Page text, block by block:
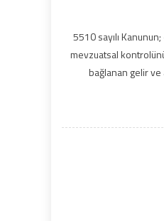
5510 sayılı
mevzuatsal
bağlanan gelir ve